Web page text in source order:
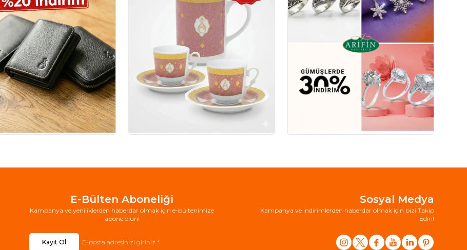
E-Bülten Aboneliği
Kampanya ve yeniliklerden haberdar olmak için e-bültenimize
abone olun!
Kayıt Ol
Sosyal Medya
Kampanya ve indirimlerden haberdar olmak için bizi Takip
Edin!